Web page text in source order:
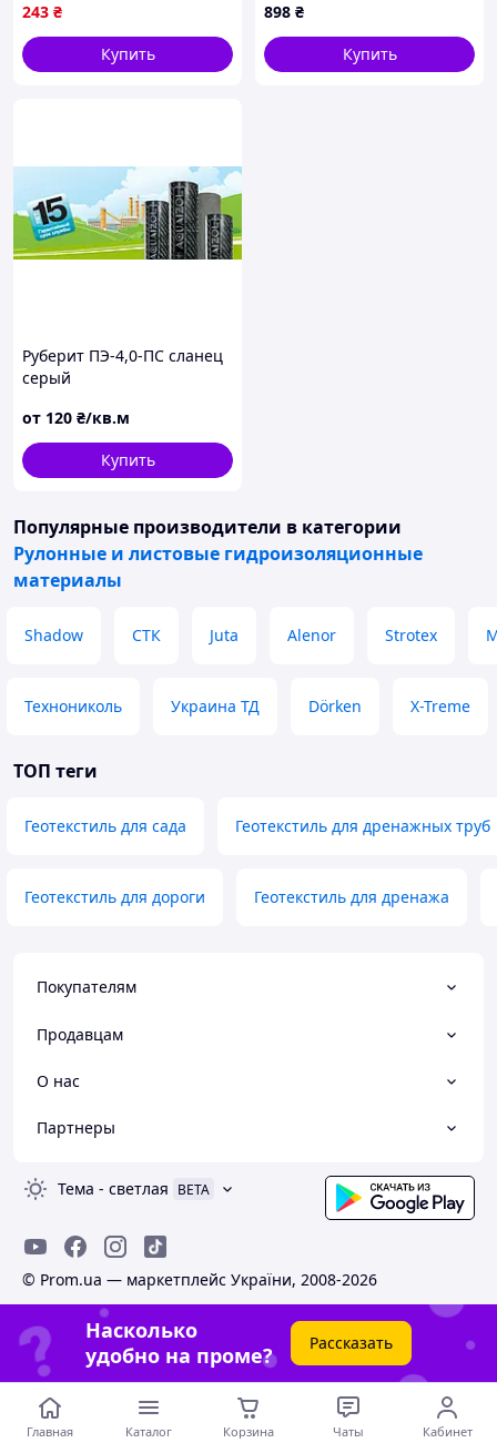
гидроизоляции
243 ₴
Купить
898 ₴
Купить
Руберит ПЭ-4,0-ПС сланец
серый
от 120 ₴/кв.м
Купить
Популярные производители в категории
Рулонные и листовые гидроизоляционные
материалы
Shadow СТК Juta Alenor Strotex
Технониколь Украина ТД Dörken X-Treme
ТОП теги
Геотекстиль для сада Геотекстиль для дренажных труб
Геотекстиль для дороги Геотекстиль для дренажа
Покупателям
Продавцам
О нас
Партнеры
Тема - светлая BETA
© Prom.ua — маркетплейс України, 2008-2026
Насколько
удобно на проме?
Рассказать
Главная Каталог Корзина Чаты Кабинет